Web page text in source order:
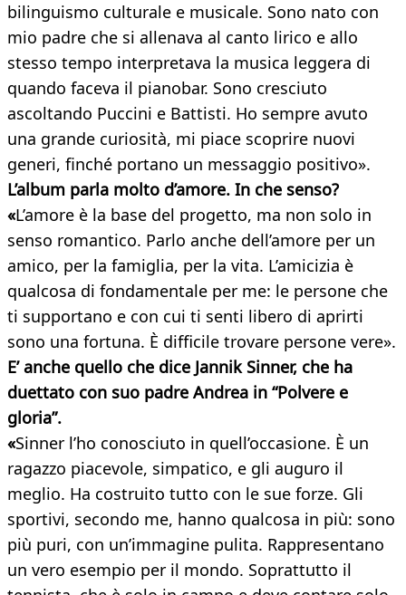
bilinguismo culturale e musicale. Sono nato con
mio padre che si allenava al canto lirico e allo
stesso tempo interpretava la musica leggera di
quando faceva il pianobar. Sono cresciuto
ascoltando Puccini e Battisti. Ho sempre avuto
una grande curiosità, mi piace scoprire nuovi
generi, finché portano un messaggio positivo».
L’album parla molto d’amore. In che senso?
«L’amore è la base del progetto, ma non solo in
senso romantico. Parlo anche dell’amore per un
amico, per la famiglia, per la vita. L’amicizia è
qualcosa di fondamentale per me: le persone che
ti supportano e con cui ti senti libero di aprirti
sono una fortuna. È difficile trovare persone vere».
E’ anche quello che dice Jannik Sinner, che ha
duettato con suo padre Andrea in “Polvere e
gloria”.
«Sinner l’ho conosciuto in quell’occasione. È un
ragazzo piacevole, simpatico, e gli auguro il
meglio. Ha costruito tutto con le sue forze. Gli
sportivi, secondo me, hanno qualcosa in più: sono
più puri, con un’immagine pulita. Rappresentano
un vero esempio per il mondo. Soprattutto il